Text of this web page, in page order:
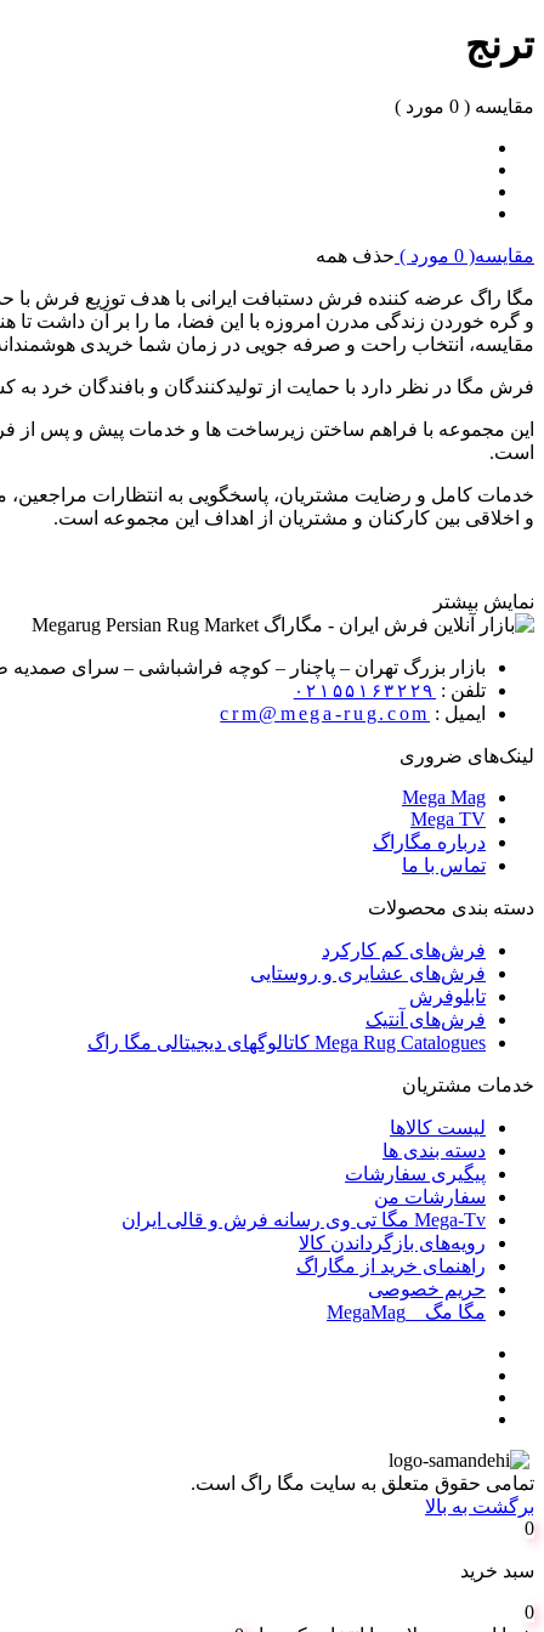
ترنج
مقایسه ( 0 مورد )
مقایسه( 0 مورد ) حذف همه
مگا راگ عرضه کننده فرش دستبافت ایرانی با هدف توزیع فرش با
و گره خوردن زندگی مدرن امروزه با این فضا، ما را بر آن داشت تا
مقایسه، انتخاب راحت و صرفه جویی در زمان شما خریدی
فرش مگا در نظر دارد با حمایت از تولیدکنندگان و بافندگان
این مجموعه با فراهم ساختن زیرساخت ها و خدمات پیش و پس از
است.
خدمات کامل و رضایت مشتریان، پاسخگویی به انتظارات مراجعین،
و اخلاقی بین کارکنان و مشتریان از اهداف این مجموعه است.
نمایش بیشتر
بازار بزرگ تهران – پاچنار – کوچه فراشباشی – سرای صمدیه
تلفن : ۰۲۱۵۵۱۶۳۲۲۹
ایمیل : crm@mega-rug.com
لینک‌های ضروری
Mega Mag
Mega TV
درباره مگاراگ
تماس با ما
دسته بندی محصولات
فرش‌های کم کارکرد
فرش‌های عشایری و روستایی
تابلوفرش
فرش‌های آنتیک
Mega Rug Catalogues کاتالوگهای دیجیتالی مگا راگ
خدمات مشتریان
لیست کالاها
دسته بندی ها
پیگیری سفارشات
سفارشات من
Mega-Tv مگا تی وی رسانه فرش و قالی ایران
رویه‌های بازگرداندن کالا
راهنمای خرید از مگاراگ
حریم خصوصی
مگا مگ _ MegaMag
تمامی حقوق متعلق به سایت مگا راگ است.
برگشت به بالا
0
سبد خرید
0